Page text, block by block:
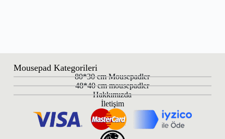
Mousepad Kategorileri
80*30 cm Mousepadler
48*40 cm mousepadler
Hakkımızda
İletişim